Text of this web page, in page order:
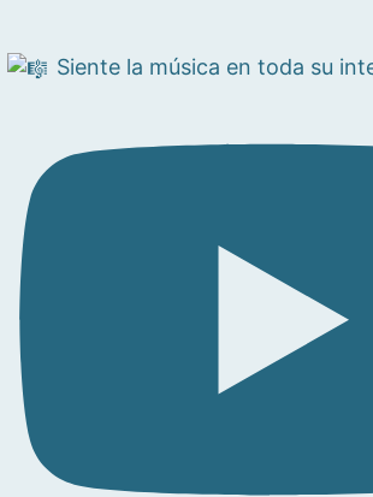
Siente la música en toda su